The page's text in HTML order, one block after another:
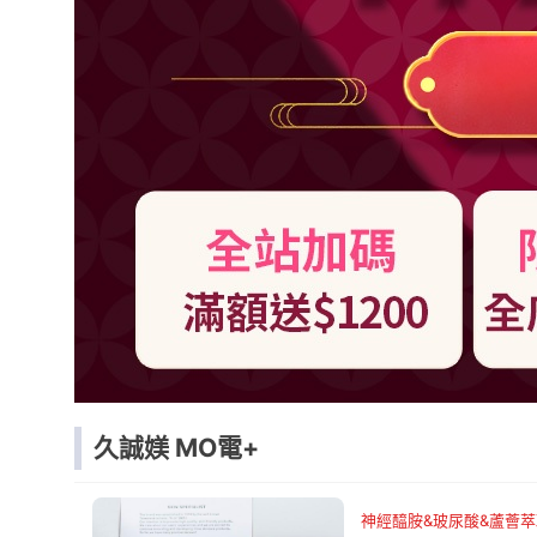
久誠媄 MO電+
神經醯胺&玻尿酸&蘆薈